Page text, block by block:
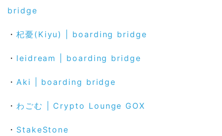
bridge
・ 杞憂(Kiyu) | boarding bridge
・ leidream | boarding bridge
・ Aki | boarding bridge
・ わごむ | Crypto Lounge GOX
・ StakeStone